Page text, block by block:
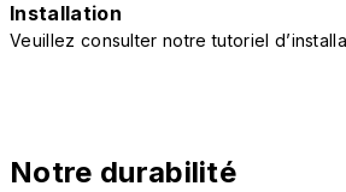
Installation
Veuillez consulter notre tutoriel
Notre durabilité